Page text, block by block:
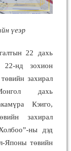
үеэр
22 дахь
22-нд зохион
захирал
дахь
Кэиго,
захирал
ны дэд
Японы төвийн